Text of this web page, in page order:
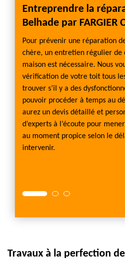
Entreprendre la
Belhade par FARGIER
Pour prévenir une réparation
chère, un entretien régulier
maison est nécessaire. Nous
vérification de votre toit tous
trouver s’il y a des
pouvoir procéder à temps au
aurez un devis détaillé et
d’experts à l’écoute pour
au moment propice selon le
intervenir.
Travaux à la perfection